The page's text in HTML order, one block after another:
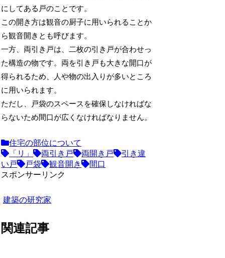
にしてある戸のことです。
この開き方は観音の厨子に用いられることか
ら観音開きとも呼びます。
一方、両引き戸は、二枚の引き戸が合わせっ
た構造の物です。両を引き戸も大きな開口が
得られるため、人や物の出入りが多いところ
に用いられます。
ただし、戸袋のスペースを確保しなければな
らないため間口が広くなければなりません。
住宅の部位について
「リ」
両引き戸 両開き戸
引き違
い戸
戸袋 観音開き
間口
スポンサーリンク
建築の研究家
関連記事